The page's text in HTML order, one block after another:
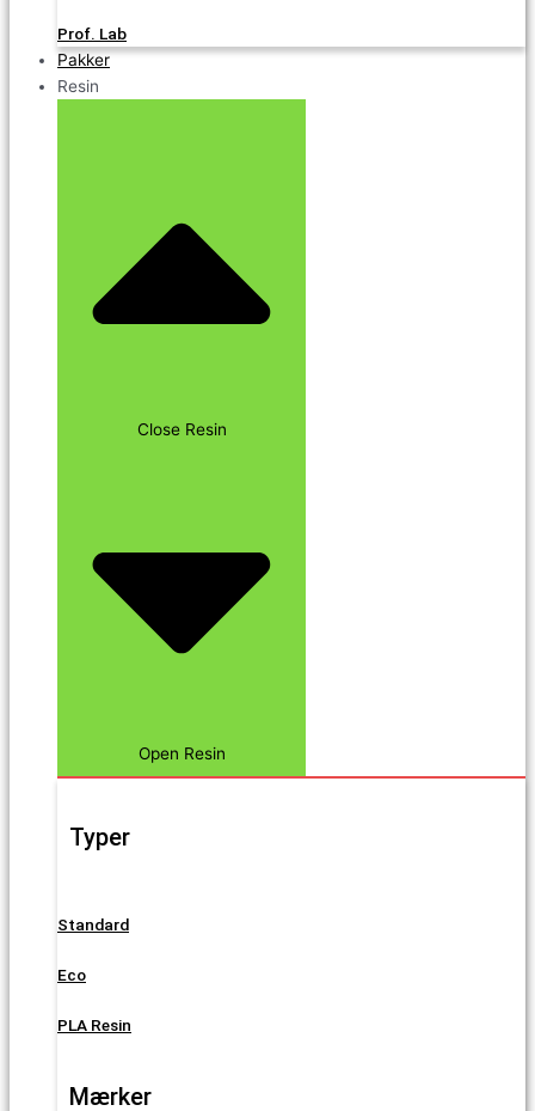
Prof. Lab
Pakker
Resin
Close Resin
Open Resin
Typer
Standard
Eco
PLA Resin
Mærker